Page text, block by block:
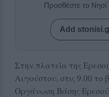
Προσθέστε το Νησί
Add
Στην πλατεία της
Αυγούστου, στις 9.00
Οργάνωση Βάσης